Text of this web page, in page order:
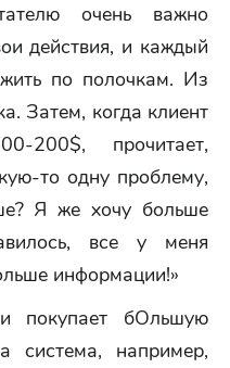
очень важно
действия, и каждый
по полочкам. Из
Затем, когда клиент
200$, прочитает,
то одну проблему,
Я же хочу больше
все у меня
информации!»
покупает бОльшую
система, например,